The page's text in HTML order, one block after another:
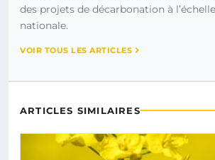
des projets de décarbonation à
nationale.
VOIR TOUS LES ARTICLES
ARTICLES SIMILAIRES